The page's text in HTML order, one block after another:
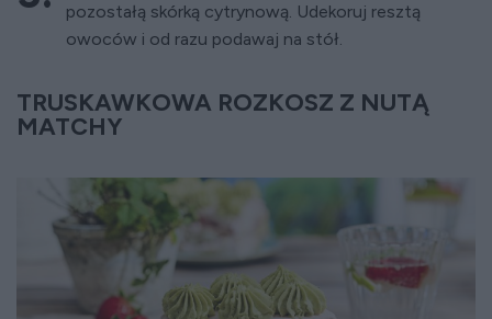
pozostałą skórką cytrynową. Udekoruj resztą
owoców i od razu podawaj na stół.
TRUSKAWKOWA ROZKOSZ Z NUTĄ
MATCHY